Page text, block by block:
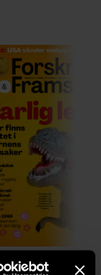
2026/4